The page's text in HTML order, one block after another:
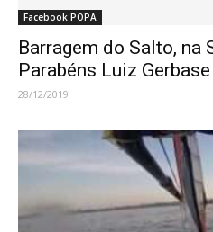
Facebook POPA
Barragem do Salto, na
Parabéns Luiz Gerbase
28/12/2019